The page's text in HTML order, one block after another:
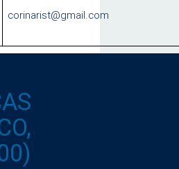
corinarist@gmail.com